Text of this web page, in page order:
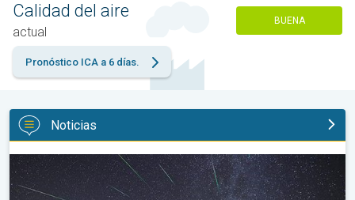
Calidad del aire
actual
BUENA
Pronóstico ICA a 6 días.
Noticias
Las perseidas iluminan el cielo del país. Lágrimas de San